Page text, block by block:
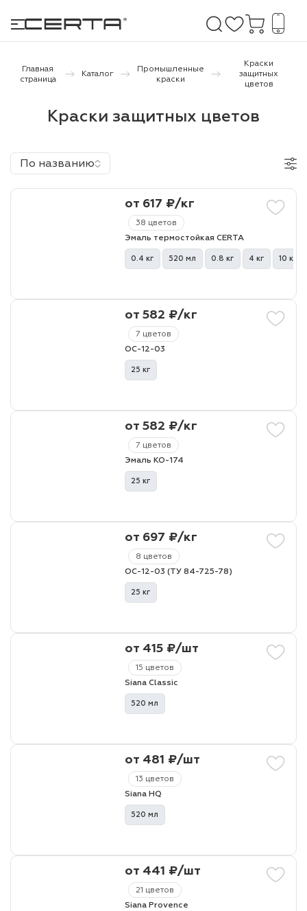
Главная
страница
Каталог
Промышленные
краски
Краски
защитных
цветов
Краски защитных цветов
По названию
38 цветов
от 617 ₽/кг
Эмаль термостойкая CERTA
0.4 кг 520 мл 0.8 кг 4 кг 10 кг
7 цветов
от 582 ₽/кг
ОС-12-03
25 кг
7 цветов
от 582 ₽/кг
Эмаль КО-174
25 кг
8 цветов
от 697 ₽/кг
ОС-12-03 (ТУ 84-725-78)
25 кг
15 цветов
от 415 ₽/шт
Siana Classic
520 мл
13 цветов
от 481 ₽/шт
Siana HQ
520 мл
21 цветов
от 441 ₽/шт
Siana Provence